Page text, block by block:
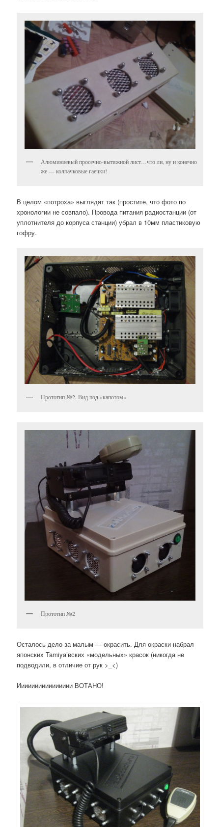
Алюминиевый просечно-вытяжной лист…что ли, ну и конечно
же — колпачковые гаечки!
В целом «потроха» выглядят так (простите, что фото по
хронологии не совпало). Провода питания радиостанции (от
уплотнителя до корпуса станции) убрал в 10мм пластиковую
гофру.
Прототип №2. Вид под «капотом»
Прототип №2
Осталось дело за малым — окрасить. Для окраски набрал
японских Tamiya’вских «модельных» красок (никогда не
подводили, в отличие от рук >_<)
Ииииииииииииииии ВОТАНО!